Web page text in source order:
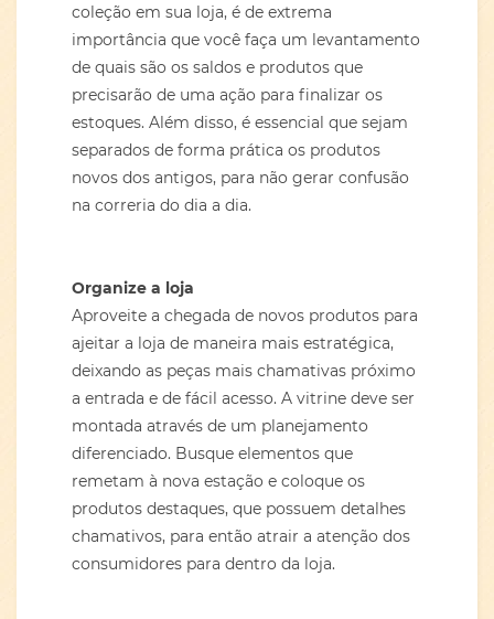
coleção em sua loja, é de extrema
importância que você faça um levantamento
de quais são os saldos e produtos que
precisarão de uma ação para finalizar os
estoques. Além disso, é essencial que sejam
separados de forma prática os produtos
novos dos antigos, para não gerar confusão
na correria do dia a dia.
Organize a loja
Aproveite a chegada de novos produtos para
ajeitar a loja de maneira mais estratégica,
deixando as peças mais chamativas próximo
a entrada e de fácil acesso. A vitrine deve ser
montada através de um planejamento
diferenciado. Busque elementos que
remetam à nova estação e coloque os
produtos destaques, que possuem detalhes
chamativos, para então atrair a atenção dos
consumidores para dentro da loja.